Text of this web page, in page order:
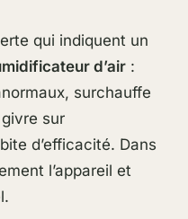
qui indiquent un
d’air:
surchauffe
sur
d’efficacité. Dans
l’appareil et